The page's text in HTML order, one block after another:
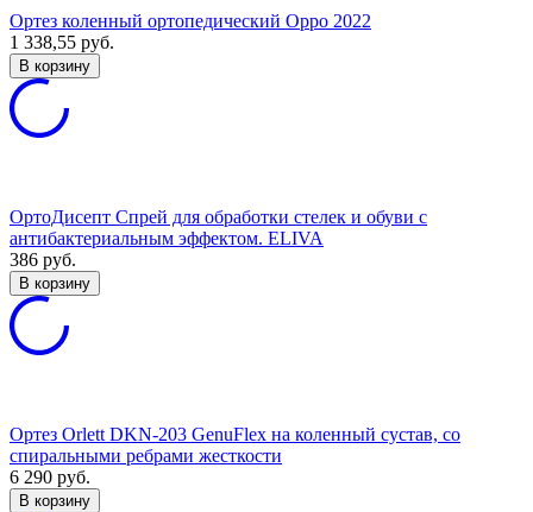
Ортез коленный ортопедический Oppo 2022
1 338,55 руб.
В корзину
ОртоДисепт Спрей для обработки стелек и обуви с
антибактериальным эффектом. ELIVA
386 руб.
В корзину
Ортез Orlett DKN-203 GenuFlex на коленный сустав, со
спиральными ребрами жесткости
6 290 руб.
В корзину